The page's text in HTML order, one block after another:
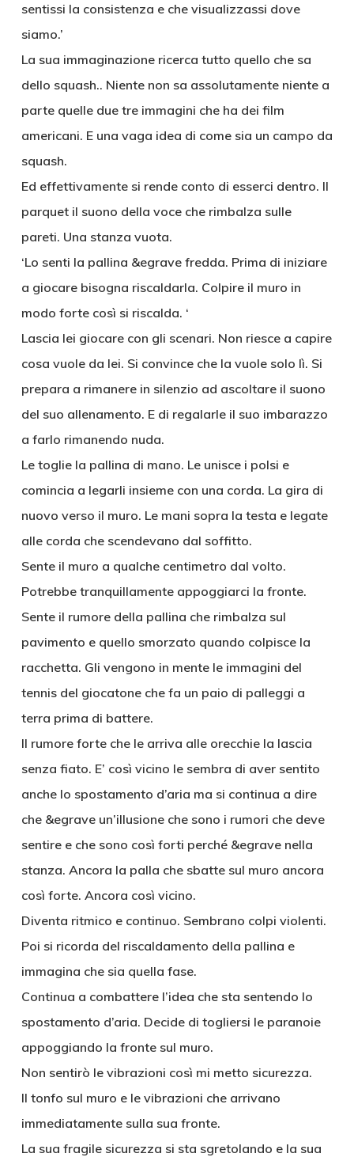
sentissi la consistenza e che visualizzassi dove
siamo.’
La sua immaginazione ricerca tutto quello che sa
dello squash.. Niente non sa assolutamente niente a
parte quelle due tre immagini che ha dei film
americani. E una vaga idea di come sia un campo da
squash.
Ed effettivamente si rende conto di esserci dentro. Il
parquet il suono della voce che rimbalza sulle
pareti. Una stanza vuota.
‘Lo senti la pallina &egrave fredda. Prima di iniziare
a giocare bisogna riscaldarla. Colpire il muro in
modo forte così si riscalda. ‘
Lascia lei giocare con gli scenari. Non riesce a capire
cosa vuole da lei. Si convince che la vuole solo lì. Si
prepara a rimanere in silenzio ad ascoltare il suono
del suo allenamento. E di regalarle il suo imbarazzo
a farlo rimanendo nuda.
Le toglie la pallina di mano. Le unisce i polsi e
comincia a legarli insieme con una corda. La gira di
nuovo verso il muro. Le mani sopra la testa e legate
alle corda che scendevano dal soffitto.
Sente il muro a qualche centimetro dal volto.
Potrebbe tranquillamente appoggiarci la fronte.
Sente il rumore della pallina che rimbalza sul
pavimento e quello smorzato quando colpisce la
racchetta. Gli vengono in mente le immagini del
tennis del giocatone che fa un paio di palleggi a
terra prima di battere.
Il rumore forte che le arriva alle orecchie la lascia
senza fiato. E’ così vicino le sembra di aver sentito
anche lo spostamento d’aria ma si continua a dire
che &egrave un’illusione che sono i rumori che deve
sentire e che sono così forti perché &egrave nella
stanza. Ancora la palla che sbatte sul muro ancora
così forte. Ancora così vicino.
Diventa ritmico e continuo. Sembrano colpi violenti.
Poi si ricorda del riscaldamento della pallina e
immagina che sia quella fase.
Continua a combattere l’idea che sta sentendo lo
spostamento d’aria. Decide di togliersi le paranoie
appoggiando la fronte sul muro.
Non sentirò le vibrazioni così mi metto sicurezza.
Il tonfo sul muro e le vibrazioni che arrivano
immediatamente sulla sua fronte.
La sua fragile sicurezza si sta sgretolando e la sua